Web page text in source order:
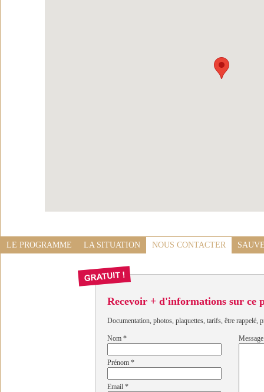
LE PROGRAMME LA SITUATION NOUS CONTACTER
Recevoir + d'informations sur ce
Documentation, photos, plaquettes, tarifs, être rappelé,
Nom *
Prénom *
Email *
Message